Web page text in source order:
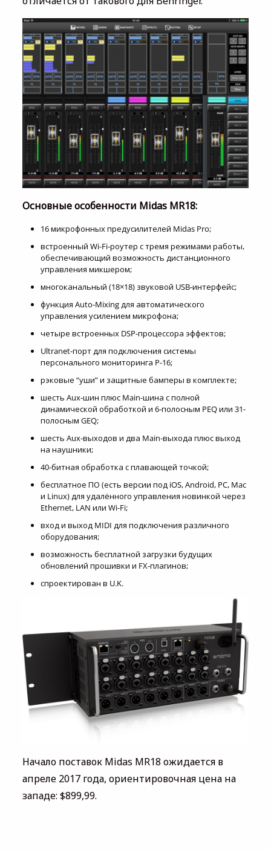
Основные особенности Midas MR18:
16 микрофонных предусилителей Midas Pro;
встроенный Wi-Fi-роутер с тремя режимами работы,
обеспечивающий возможность дистанционного
управления микшером;
многоканальный (18×18) звуковой USB-интерфейс;
функция Auto-Mixing для автоматического
управления усилением микрофона;
четыре встроенных DSP-процессора эффектов;
Ultranet-порт для подключения системы
персонального мониторинга P-16;
рэковые “уши” и защитные бамперы в комплекте;
шесть Aux-шин плюс Main-шина с полной
динамической обработкой и 6-полосным PEQ или 31-
полосным GEQ;
шесть Aux-выходов и два Main-выхода плюс выход
на наушники;
40-битная обработка с плавающей точкой;
бесплатное ПО (есть версии под iOS, Android, PC, Mac
и Linux) для удалённого управления новинкой через
Ethernet, LAN или Wi-Fi;
вход и выход MIDI для подключения различного
оборудования;
возможность бесплатной загрузки будущих
обновлений прошивки и FX-плагинов;
спроектирован в U.K.
Начало поставок Midas MR18 ожидается в
апреле 2017 года, ориентировочная цена на
западе: $899,99.